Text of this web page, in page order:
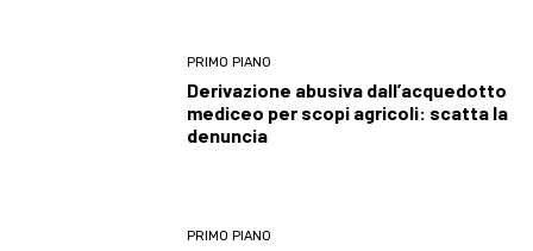
PRIMO PIANO
Derivazione abusiva dall’acquedotto
mediceo per scopi agricoli: scatta la
denuncia
PRIMO PIANO